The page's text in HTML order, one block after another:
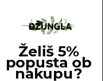
prijazne za
spletnih
lahko še vedno
živali, zato se pred
Želiš 5%
popusta ob
nakupu?